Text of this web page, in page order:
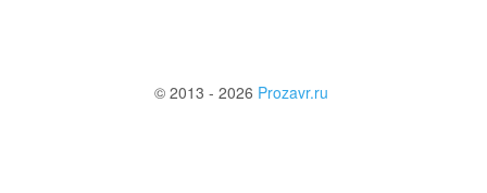
© 2013 - 2026 Prozavr.ru